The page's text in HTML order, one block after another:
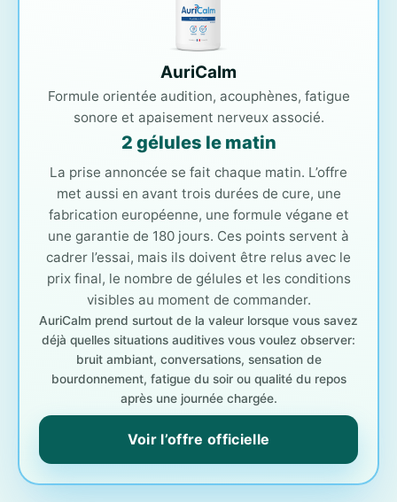
AuriCalm
Formule orientée audition, acouphènes, fatigue
sonore et apaisement nerveux associé.
2 gélules le matin
La prise annoncée se fait chaque matin. L’offre
met aussi en avant trois durées de cure, une
fabrication européenne, une formule végane et
une garantie de 180 jours. Ces points servent à
cadrer l’essai, mais ils doivent être relus avec le
prix final, le nombre de gélules et les conditions
visibles au moment de commander.
AuriCalm prend surtout de la valeur lorsque vous savez
déjà quelles situations auditives vous voulez observer:
bruit ambiant, conversations, sensation de
bourdonnement, fatigue du soir ou qualité du repos
après une journée chargée.
Voir l’offre officielle